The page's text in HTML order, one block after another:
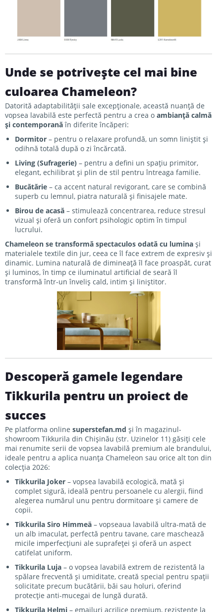
Unde se potrivește cel mai bine
culoarea Chameleon?
Datorită adaptabilității sale excepționale, această nuanță de
vopsea lavabilă este perfectă pentru a crea o ambianță calmă
și contemporanăîn diferite încăperi:
Dormitor – pentru o relaxare profundă, un somn liniștit și
odihnă totală după o zi încărcată.
Living (Sufragerie) – pentru a defini un spațiu primitor,
elegant, echilibrat și plin de stil pentru întreaga familie.
Bucătărie – ca accent natural revigorant, care se combină
superb cu lemnul, piatra naturală și finisajele mate.
Birou de acasă – stimulează concentrarea, reduce stresul
vizual și oferă un confort psihologic optim în timpul
lucrului.
Chameleon se transformă spectaculos odată cu lumina și
materialele textile din jur, ceea ce îl face extrem de expresiv și
dinamic. Lumina naturală de dimineață îl face proaspăt, curat
și luminos, în timp ce iluminatul artificial de seară îl
transformă într-un înveliș cald, intim și liniștitor.
Descoperă gamele legendare
Tikkurila pentru un proiect de
succes
Pe platforma online superstefan.md și în magazinul-
showroom Tikkurila din Chișinău (str. Uzinelor 11) găsiți cele
mai renumite serii de vopsea lavabilă premium ale brandului,
ideale pentru a aplica nuanța Chameleon sau orice alt ton din
colecția 2026:
Tikkurila Joker – vopsea lavabilă ecologică, mată și
complet sigură, ideală pentru persoanele cu alergii, fiind
alegerea numărul unu pentru dormitoare și camere de
copii.
Tikkurila Siro Himmeä – vopseaua lavabilă ultra-mată de
un alb imaculat, perfectă pentru tavane, care maschează
micile imperfecțiuni ale suprafeței și oferă un aspect
catifelat uniform.
Tikkurila Luja – o vopsea lavabilă extrem de rezistentă la
spălare frecventă și umiditate, creată special pentru spații
solicitate precum bucătării, băi sau holuri, oferind
protecție anti-mucegai de lungă durată.
Tikkurila Helmi – emailuri acrilice premium, rezistente la